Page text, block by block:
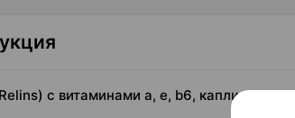
с витаминами a, e, b6, капли